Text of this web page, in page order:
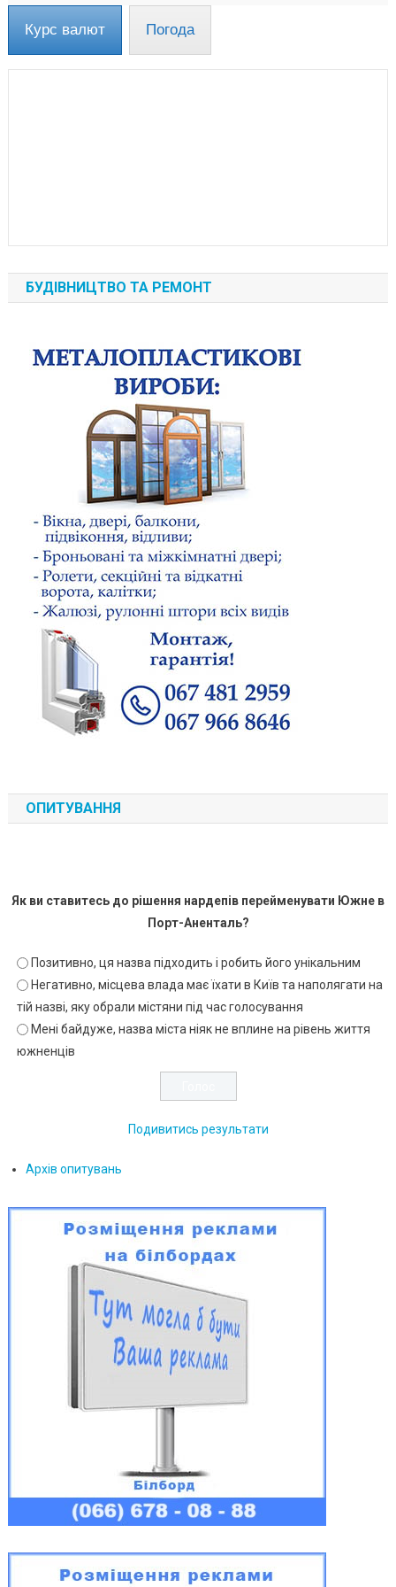
Курс валют Погода
БУДІВНИЦТВО ТА РЕМОНТ
ОПИТУВАННЯ
Як ви ставитесь до рішення нардепів перейменувати Южне в
Порт-Аненталь?
Позитивно, ця назва підходить і робить його унікальним
Негативно, місцева влада має їхати в Київ та наполягати на
тій назві, яку обрали містяни під час голосування
Мені байдуже, назва міста ніяк не вплине на рівень життя
южненців
Подивитись результати
Архів опитувань